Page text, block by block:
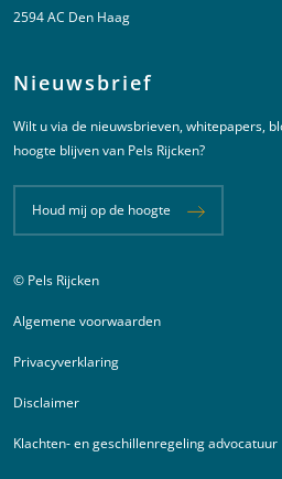
2594 AC Den Haag
Nieuwsbrief
Wilt u via de nieuwsbrieven, whitepapers,
hoogte blijven van Pels Rijcken?
Houd mij op de hoogte
Juridische informatie
© Pels Rijcken
Algemene voorwaarden
Privacyverklaring
Disclaimer
Klachten- en geschillenregeling advocatuur